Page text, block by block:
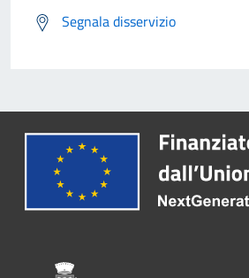
Segnala disservizio